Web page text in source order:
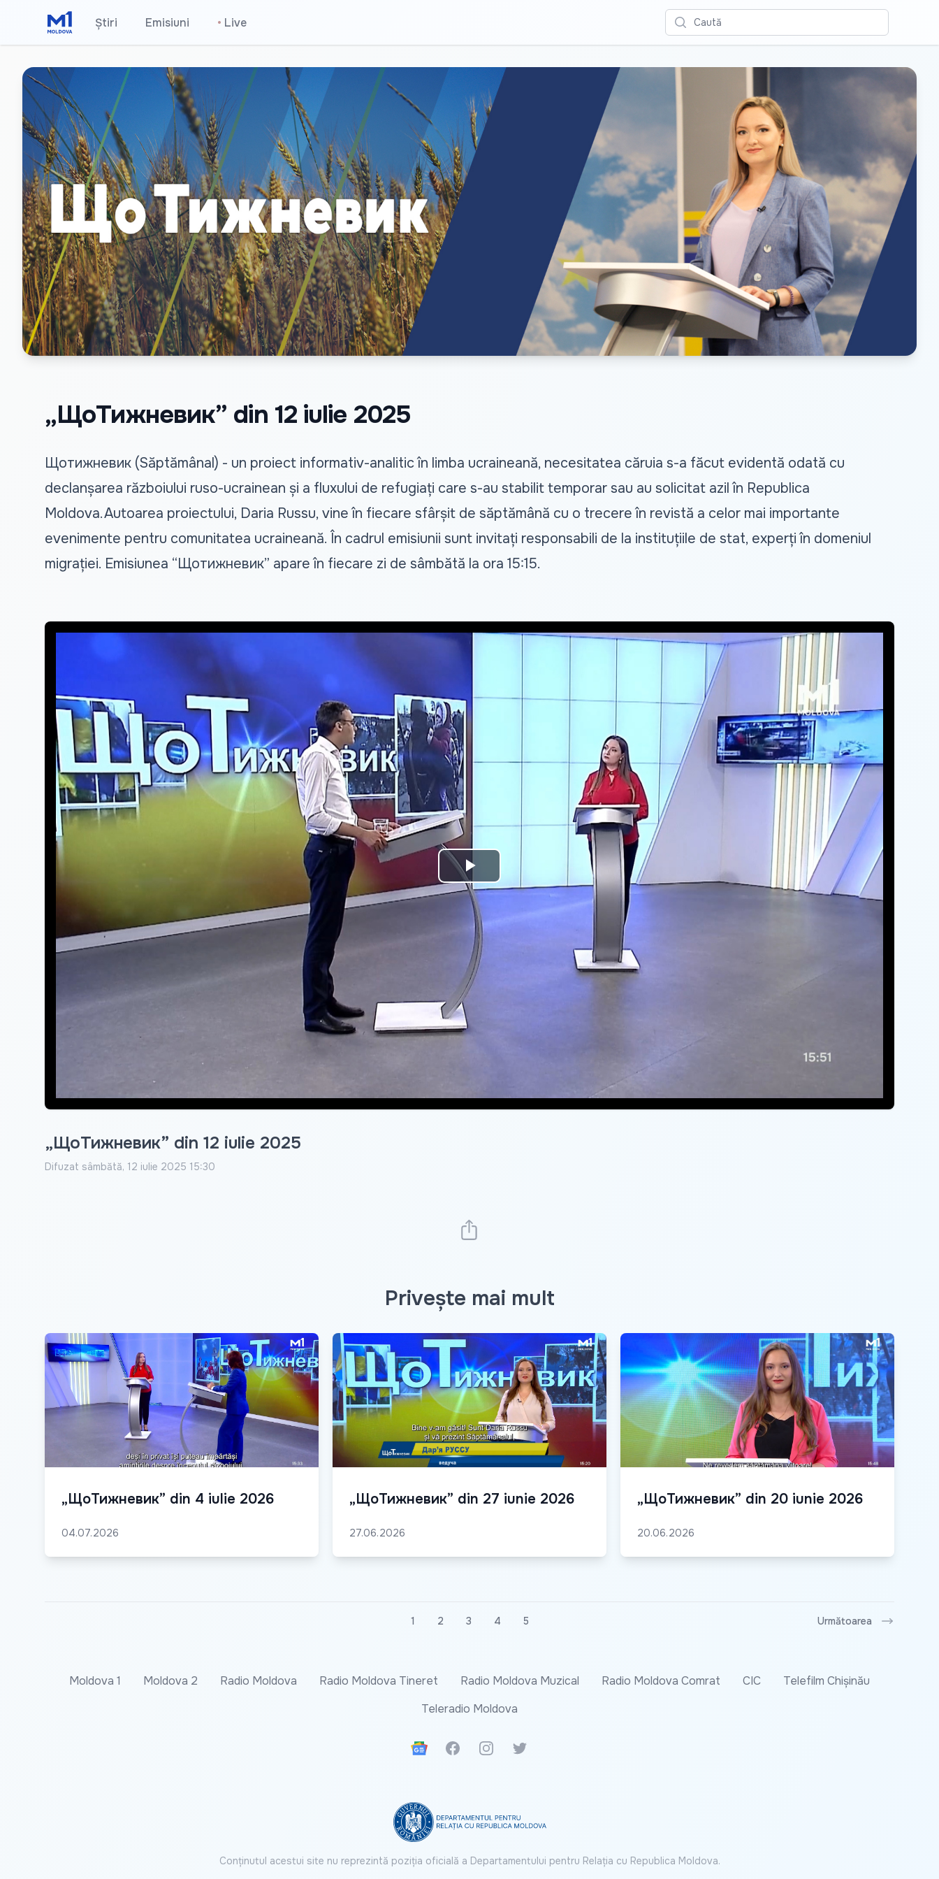
Știri Emisiuni • Live Caută
„ЩоТижневик” din 12 iulie 2025
Щотижневик (Săptămânal) - un proiect informativ-analitic în limba ucraineană, necesitatea căruia s-a făcut evidentă odată cu
declanșarea războiului ruso-ucrainean și a fluxului de refugiați care s-au stabilit temporar sau au solicitat azil în Republica
Moldova.Autoarea proiectului, Daria Russu, vine în fiecare sfârșit de săptămână cu o trecere în revistă a celor mai importante
evenimente pentru comunitatea ucraineană. În cadrul emisiunii sunt invitați responsabili de la instituțiile de stat, experți în domeniul
migrației. Emisiunea “Щотижневик” apare în fiecare zi de sâmbătă la ora 15:15.
Play
Video
„ЩоТижневик” din 12 iulie 2025
Difuzat sâmbătă, 12 iulie 2025 15:30
Privește mai mult
„ЩоТижневик” din 4 iulie 2026
04.07.2026
„ЩоТижневик” din 27 iunie 2026
27.06.2026
„ЩоТижневик” din 20 iunie 2026
20.06.2026
1 2 3 4 5 Următoarea
Moldova 1 Moldova 2 Radio Moldova Radio Moldova Tineret Radio Moldova Muzical Radio Moldova Comrat CIC
Telefilm Chișinău
Teleradio Moldova
Google News
FacebookInstagramTwitter
Conținutul acestui site nu reprezintă poziția oficială a Departamentului pentru Relația cu Republica Moldova.